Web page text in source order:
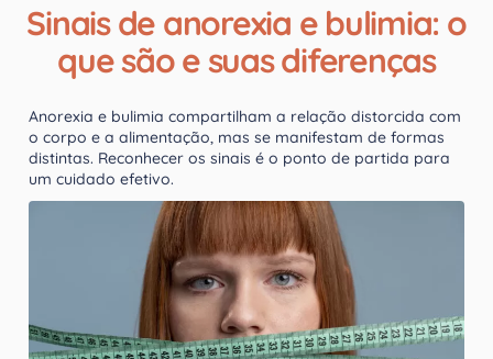
Sinais de anorexia e bulimia: o
que são e suas diferenças
Anorexia e bulimia compartilham a relação distorcida com
o corpo e a alimentação, mas se manifestam de formas
distintas. Reconhecer os sinais é o ponto de partida para
um cuidado efetivo.